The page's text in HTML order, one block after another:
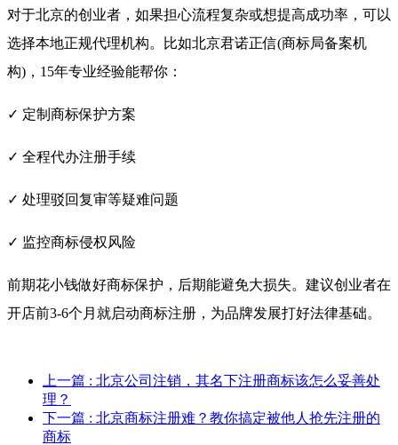
对于北京的创业者，如果担心流程复杂或想提高成功率，可以
选择本地正规代理机构。比如北京君诺正信(商标局备案机
构)，15年专业经验能帮你：
✓ 定制商标保护方案
✓ 全程代办注册手续
✓ 处理驳回复审等疑难问题
✓ 监控商标侵权风险
前期花小钱做好商标保护，后期能避免大损失。建议创业者在
开店前3-6个月就启动商标注册，为品牌发展打好法律基础。
上一篇 : 北京公司注销，其名下注册商标该怎么妥善处
理？
下一篇 : 北京商标注册难？教你搞定被他人抢先注册的
商标